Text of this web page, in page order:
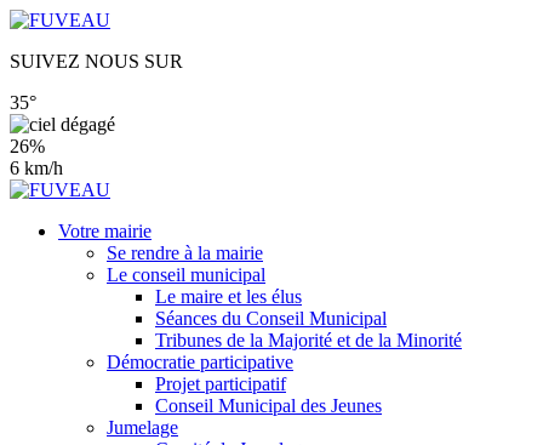
SUIVEZ NOUS SUR
35°
26%
6 km/h
Votre mairie
Se rendre à la mairie
Le conseil municipal
Le maire et les élus
Séances du Conseil Municipal
Tribunes de la Majorité et de la Minorité
Démocratie participative
Projet participatif
Conseil Municipal des Jeunes
Jumelage